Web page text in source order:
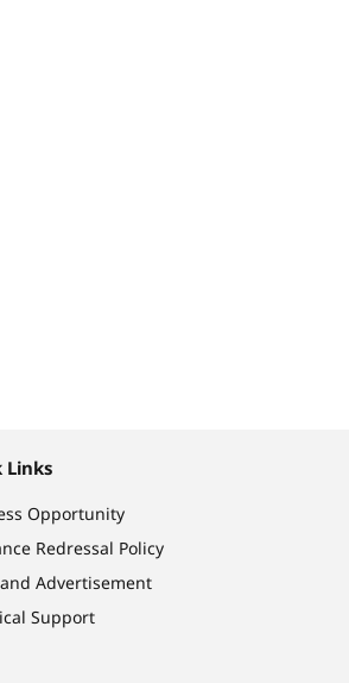
Links
Opportunity
Redressal Policy
Advertisement
Support